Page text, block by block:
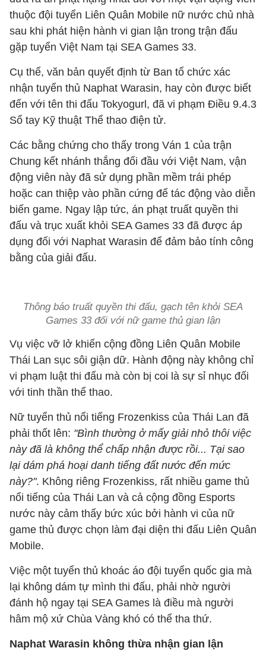
thuộc đội tuyển Liên Quân Mobile nữ nước chủ nhà
sau khi phát hiện hành vi gian lận trong trận đấu
gặp tuyển Việt Nam tại SEA Games 33.
Cụ thể, văn bản quyết định từ Ban tổ chức xác
nhận tuyển thủ Naphat Warasin, hay còn được biết
đến với tên thi đấu Tokyogurl, đã vi phạm Điều 9.4.3
Sổ tay Kỹ thuật Thể thao điện tử.
Các bằng chứng cho thấy trong Ván 1 của trận
Chung kết nhánh thắng đối đầu với Việt Nam, vận
động viên này đã sử dụng phần mềm trái phép
hoặc can thiệp vào phần cứng để tác động vào diễn
biến game. Ngay lập tức, án phạt truất quyền thi
đấu và trục xuất khỏi SEA Games 33 đã được áp
dụng đối với Naphat Warasin để đảm bảo tính công
bằng của giải đấu.
Thông báo truất quyền thi đấu, gạch tên khỏi SEA
Games 33 đối với nữ game thủ gian lận
Vụ việc vỡ lở khiến cộng đồng Liên Quân Mobile
Thái Lan sục sôi giận dữ. Hành động này không chỉ
vi phạm luật thi đấu mà còn bị coi là sự sỉ nhục đối
với tinh thần thể thao.
Nữ tuyển thủ nổi tiếng Frozenkiss của Thái Lan đã
phải thốt lên: "Bình thường ở mấy giải nhỏ thôi việc
này đã là không thể chấp nhận được rồi... Tại sao
lại dám phá hoại danh tiếng đất nước đến mức
này?". Không riêng Frozenkiss, rất nhiều game thủ
nổi tiếng của Thái Lan và cả cộng đồng Esports
nước này cảm thấy bức xúc bởi hành vi của nữ
game thủ được chọn làm đại diện thi đấu Liên Quân
Mobile.
Việc một tuyển thủ khoác áo đội tuyển quốc gia mà
lại không dám tự mình thi đấu, phải nhờ người
đánh hộ ngay tại SEA Games là điều mà người
hâm mộ xứ Chùa Vàng khó có thể tha thứ.
Naphat Warasin không thừa nhận gian lận